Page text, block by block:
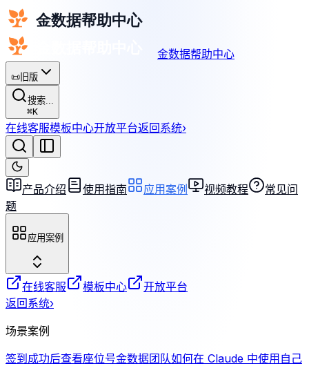
金数据帮助中心
📜 旧版
搜索...
⌘K
在线客服模板中心开放平台返回系统›
产品介绍 使用指南 应用案例 视频教程
常见问
题
应用案例
在线客服 模板中心
开放平台
返回系统›
场景案例
签到成功后查看座位号金数据团队如何在 Claude 中使用自己